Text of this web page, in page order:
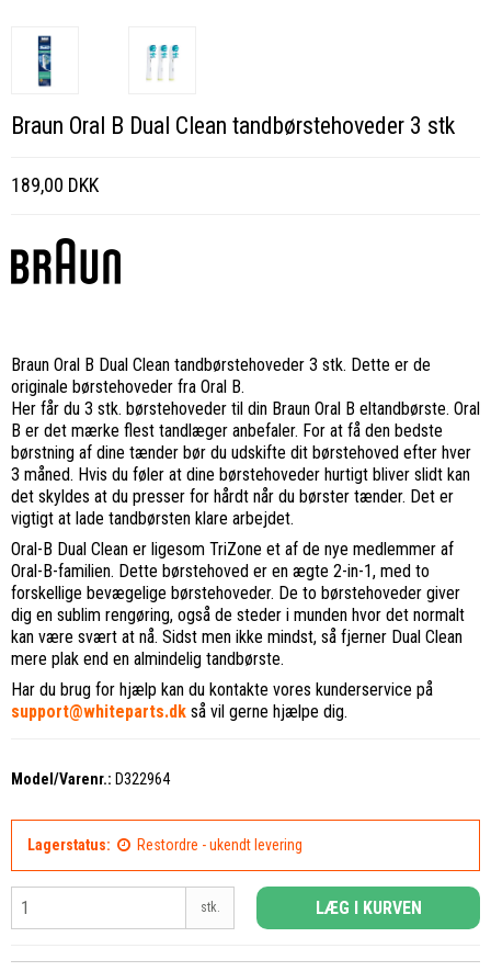
Braun Oral B Dual Clean tandbørstehoveder 3 stk
189,00 DKK
Braun Oral B Dual Clean tandbørstehoveder 3 stk. Dette er de
originale børstehoveder fra Oral B.
Her får du 3 stk. børstehoveder til din Braun Oral B eltandbørste. Oral
B er det mærke flest tandlæger anbefaler. For at få den bedste
børstning af dine tænder bør du udskifte dit børstehoved efter hver
3 måned. Hvis du føler at dine børstehoveder hurtigt bliver slidt kan
det skyldes at du presser for hårdt når du børster tænder. Det er
vigtigt at lade tandbørsten klare arbejdet.
Oral-B Dual Clean er ligesom TriZone et af de nye medlemmer af
Oral-B-familien. Dette børstehoved er en ægte 2-in-1, med to
forskellige bevægelige børstehoveder. De to børstehoveder giver
dig en sublim rengøring, også de steder i munden hvor det normalt
kan være svært at nå. Sidst men ikke mindst, så fjerner Dual Clean
mere plak end en almindelig tandbørste.
Har du brug for hjælp kan du kontakte vores kunderservice på
support@whiteparts.dk så vil gerne hjælpe dig.
Model/Varenr.: D322964
Lagerstatus: Restordre - ukendt levering
stk. LÆG I KURVEN